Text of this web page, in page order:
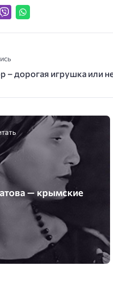
– дорогая игрушка или
— крымские